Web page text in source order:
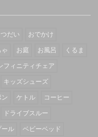
だい
おでかけ
お庭 お風呂
くるま
フィニティチェア
キッズシューズ
ン ケトル
コーヒー
ドライブスルー
ール ベビーベッド